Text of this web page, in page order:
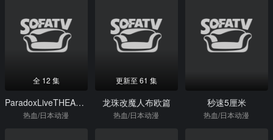
全 12 集
ParadoxLiveTHEANIMATION
热血/日本动漫
更新至 61 集
龙珠改魔人布欧篇
热血/日本动漫
秒速5厘米
热血/日本动漫